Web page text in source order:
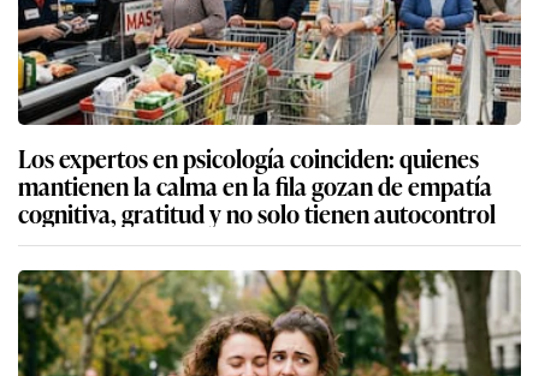
Los expertos en psicología coinciden: quienes
mantienen la calma en la fila gozan de empatía
cognitiva, gratitud y no solo tienen autocontrol